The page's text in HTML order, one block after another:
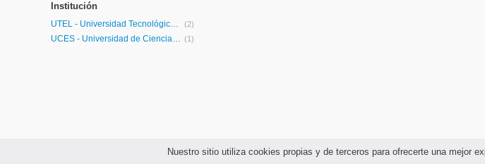
Nuestro sitio utiliza cookies propias y de terceros para ofrecerte una mejor
Institución
UTEL - Universidad Tecnológica Latinoamericana en Línea Argentina (2)
UCES - Universidad de Ciencias Empresariales y Sociales (1)